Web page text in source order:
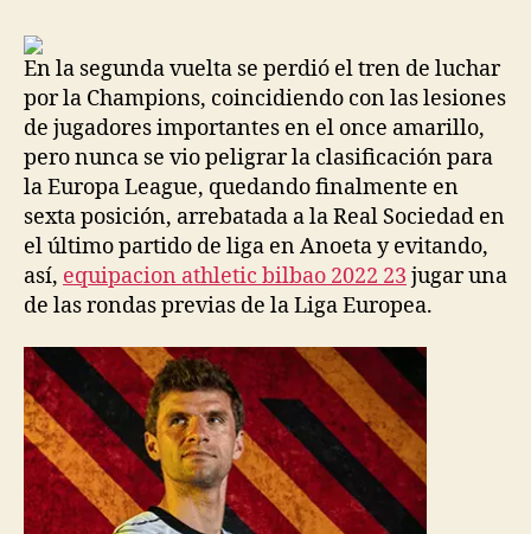
En la segunda vuelta se perdió el tren de luchar
por la Champions, coincidiendo con las lesiones
de jugadores importantes en el once amarillo,
pero nunca se vio peligrar la clasificación para
la Europa League, quedando finalmente en
sexta posición, arrebatada a la Real Sociedad en
el último partido de liga en Anoeta y evitando,
así, equipacion athletic bilbao 2022 23 jugar una
de las rondas previas de la Liga Europea.